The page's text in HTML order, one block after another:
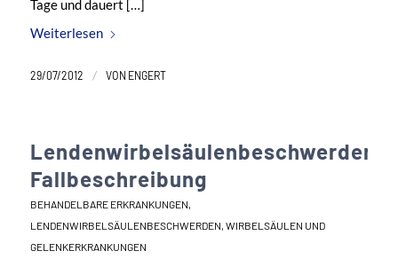
Tage und dauert […]
Weiterlesen
29/07/2012 / VON ENGERT
Lendenwirbelsäulenbeschwerden
Fallbeschreibung
BEHANDELBARE ERKRANKUNGEN
LENDENWIRBELSÄULENBESCHWERDEN WIRBELSÄULEN UND
GELENKERKRANKUNGEN